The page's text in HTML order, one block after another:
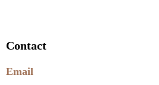
Contact
Email